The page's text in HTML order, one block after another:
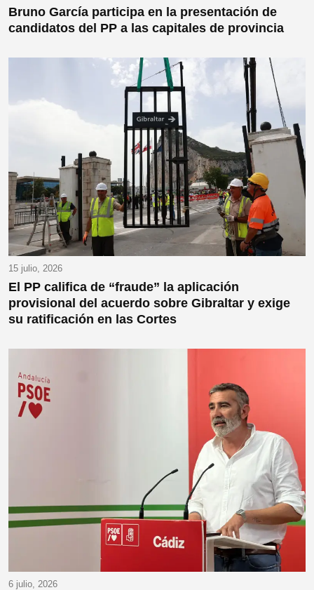
Bruno García participa en la presentación de
candidatos del PP a las capitales de provincia
15 julio, 2026
El PP califica de “fraude” la aplicación
provisional del acuerdo sobre Gibraltar y exige
su ratificación en las Cortes
6 julio, 2026